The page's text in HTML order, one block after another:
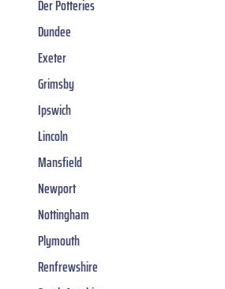
Der Potteries
Dundee
Exeter
Grimsby
Ipswich
Lincoln
Mansfield
Newport
Nottingham
Plymouth
Renfrewshire